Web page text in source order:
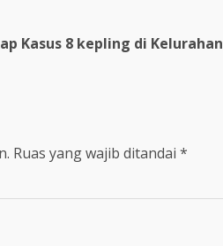
Kasus 8 kepling di Kelurahan
Ruas yang wajib ditandai *